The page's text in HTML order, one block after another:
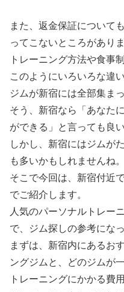
また、返金保証について
ってこないところがありま
トレーニング方法や食事
このようにいろいろな違
ジムが新宿には全部集ま
そう、新宿なら「あなた
ができる」と言っても良
しかし、新宿にはジムが
も多いかもしれませんね。
そこで今回は、新宿付近
でご紹介します。
人気のパーソナルトレー
で、ジム探しの参考にな
まずは、新宿内にあるお
ングジムと、どのジムが
トレーニングにかかる費